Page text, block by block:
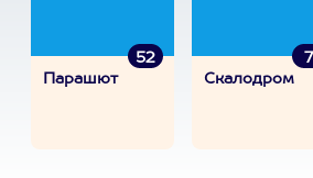
52
Парашют
7
Скалодром